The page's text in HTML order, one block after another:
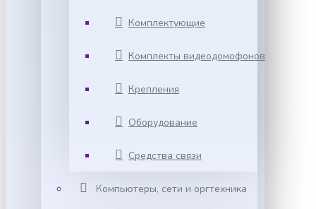
Комплектующие
Комплекты видеодомофонов
Крепления
Оборудование
Средства связи
Компьютеры, сети и оргтехника